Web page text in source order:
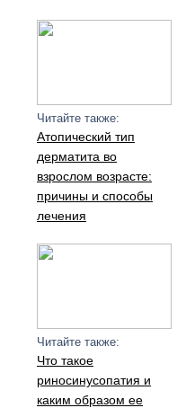
Читайте также:
Атопический тип
дерматита во
взрослом возрасте:
причины и способы
лечения
Читайте также:
Что такое
риносинусопатия и
каким образом ее